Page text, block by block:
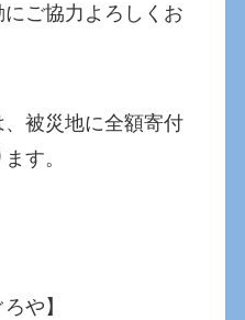
ご協力よろしくお
被災地に全額寄付
す。
や】